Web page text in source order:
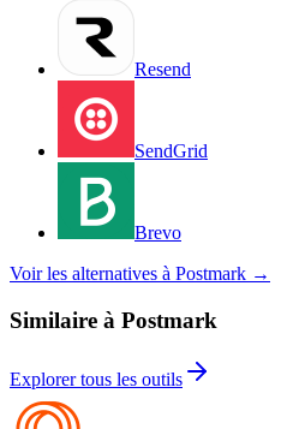
Resend
SendGrid
Brevo
Voir les alternatives à Postmark →
Similaire à Postmark
Explorer tous les outils